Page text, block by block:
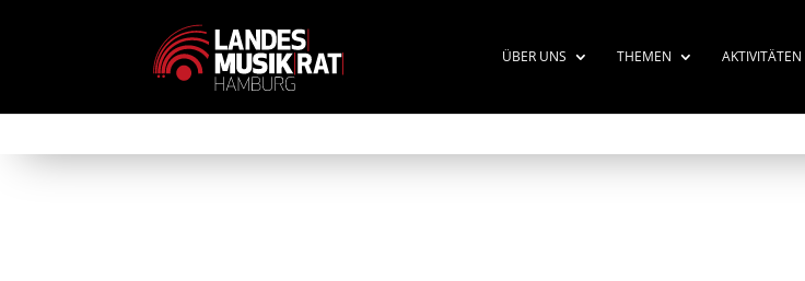
ÜBER UNS THEMEN AKTIVITÄTEN